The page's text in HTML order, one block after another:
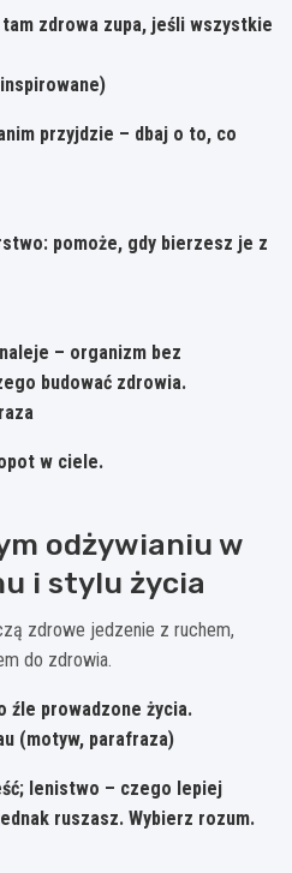
zdrowa zupa, jeśli wszystkie
przyjdzie – dbaj o to, co
pomoże, gdy bierzesz je z
– organizm bez
budować zdrowia.
w ciele.
odżywianiu w
i stylu życia
zdrowe jedzenie z ruchem,
do zdrowia.
źle prowadzone życia.
(motyw, parafraza)
lenistwo – czego lepiej
ruszasz. Wybierz rozum.